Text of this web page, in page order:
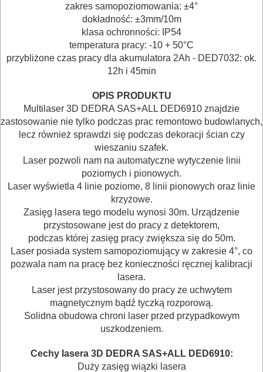
ELEKTRONARZĘDZI
MAGAZYNOWANIE
I
TRANSPORTOWANIE
POMIAROWE
NARZĘDZIA
BUDOWLANE
GLAZURNICZE
AKCESORIA
MASZYNKI
URZĄDZENIA
BUDOWLANE
MASZYNY
NARZĘDZIA
zakres samopoziomowania: ±4°
dokładność: ±3mm/10m
klasa ochronności: IP54
temperatura pracy: -10 + 50°C
przybliżone czas pracy dla akumulatora 2Ah - DED7032: ok.
12h i 45min
OPIS PRODUKTU
Multilaser 3D DEDRA SAS+ALL DED6910 znajdzie
zastosowanie nie tylko podczas prac remontowo budowlanych,
lecz również sprawdzi się podczas dekoracji ścian czy
wieszaniu szafek.
Laser pozwoli nam na automatyczne wytyczenie linii
poziomych i pionowych.
Laser wyświetla 4 linie poziome, 8 linii pionowych oraz linie
krzyżowe.
Zasięg lasera tego modelu wynosi 30m. Urządzenie
przystosowane jest do pracy z detektorem,
podczas której zasięg pracy zwiększa się do 50m.
Laser posiada system samopoziomujący w zakresie 4°, co
pozwala nam na pracę bez konieczności ręcznej kalibracji
lasera.
Laser jest przystosowany do pracy ze uchwytem
magnetycznym bądź tyczką rozporową.
Solidna obudowa chroni laser przed przypadkowym
uszkodzeniem.
Cechy lasera 3D DEDRA SAS+ALL DED6910:
Duży zasięg wiązki lasera